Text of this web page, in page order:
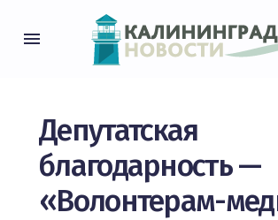
Депутатская
благодарность —
«Волонтерам-